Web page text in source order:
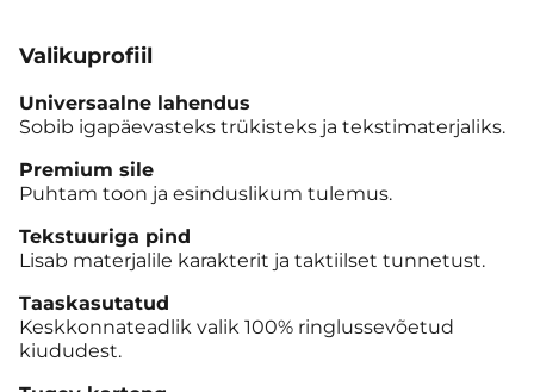
Valikuprofiil
Universaalne lahendus
Sobib igapäevasteks trükisteks ja tekstimaterjaliks.
Premium sile
Puhtam toon ja esinduslikum tulemus.
Tekstuuriga pind
Lisab materjalile karakterit ja taktiilset tunnetust.
Taaskasutatud
Keskkonnateadlik valik 100% ringlussevõetud
kiududest.